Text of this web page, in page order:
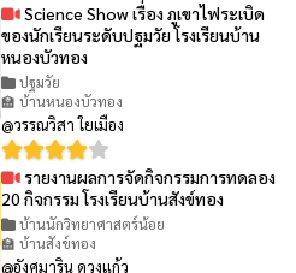
Science Show เรื่อง ภูเขาไฟระเบิด
ของนักเรียนระดับปฐมวัย โรงเรียนบ้าน
หนองบัวทอง
ปฐมวัย
🏫 บ้านหนองบัวทอง
@วรรณวิสา ใยเมือง
รายงานผลการจัดกิจกรรมการทดลอง
20 กิจกรรม โรงเรียนบ้านสังข์ทอง
บ้านนักวิทยาศาสตร์น้อย
🏫 บ้านสังข์ทอง
@อังศุมาริน ดวงแก้ว